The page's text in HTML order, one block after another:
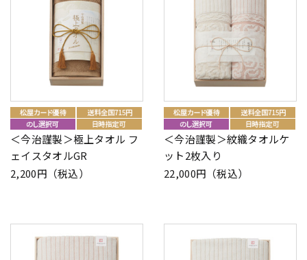
＜今治謹製＞極上タオル フ
ェイスタオルGR
2,200円（税込）
＜今治謹製＞紋織タオルケ
ット2枚入り
22,000円（税込）